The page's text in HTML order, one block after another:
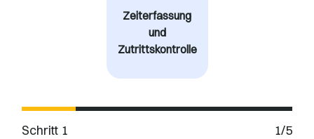
Zeiterfassung
und
Zutrittskontrolle
Schritt 1 1/5